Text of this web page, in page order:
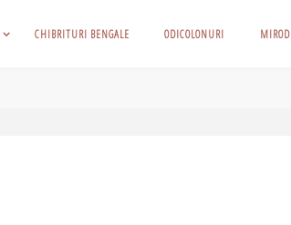
CHIBRITURI BENGALE ODICOLONURI